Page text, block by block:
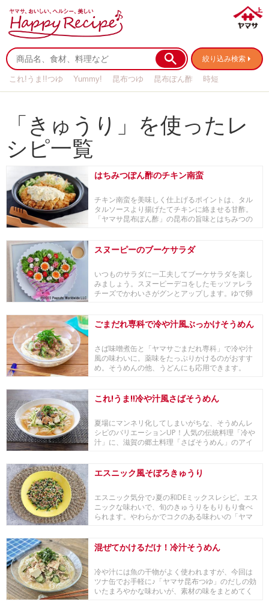
絞り込み検索
これ!うま!!つゆ Yummy! 昆布つゆ 昆布ぽん酢
時短
「きゅうり」を使ったレ
シピ一覧
はちみつぽん酢のチキン南蛮
チキン南蛮を美味しく仕上げるポイントは、タル
タルソースより揚げたてチキンに絡ませる甘酢。
「ヤマサ昆布ぽん酢」の昆布の旨味とはちみつの
スヌーピーのブーケサラダ
いつものサラダに一工夫してブーケサラダを楽し
みましょう。スヌーピーデコをしたモッツァレラ
チーズでかわいさがグンとアップします。ゆで卵
ごまだれ専科で冷や汁風ぶっかけそうめん
さば味噌煮缶と「ヤマサごまだれ専科」で冷や汁
風の味わいに。薬味をたっぷりかけるのがおすす
め。そうめんの他、うどんにも応用できます。
これ!うま!!冷や汁風さばそうめん
夏場にマンネリ化してしまいがちな、そうめんレ
シピのバリエーションUP！人気の伝統料理「冷や
汁」に、滋賀の郷土料理「さばそうめん」のアイ
エスニック風そぼろきゅうり
エスニック気分で♪夏の和DEミックスレシピ。エス
ニックな味わいで、旬のきゅうりをもりもり食べ
られます。やわらかでコクのある味わいの「ヤマ
混ぜてかけるだけ！冷汁そうめん
冷や汁には魚の干物がよく使われますが、今回は
ツナ缶でお手軽に♪「ヤマサ昆布つゆ」のだしの効
いたまろやかな味わいが、素材の味をまとめてく